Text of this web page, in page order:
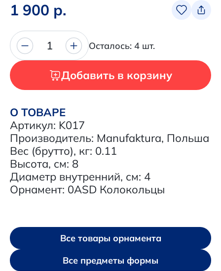
+7 (926) 702-09-76
Наши соцсети:
1 900 р.
О ТОВАРЕ
Артикул: K017
Производитель: Manufaktura, Польша
Вес (брутто), кг: 0.11
Высота, см: 8
Диаметр внутренний, см: 4
Орнамент: 0ASD Колокольцы
1 Осталось: 4 шт.
Добавить в корзину
Все товары орнамента
Все предметы формы